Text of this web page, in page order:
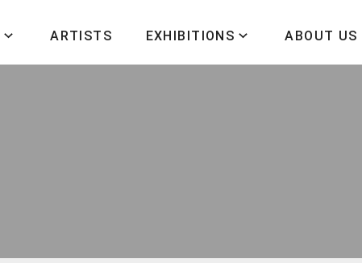
ARTISTS EXHIBITIONS ABOUT US